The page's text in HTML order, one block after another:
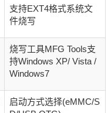
支持EXT4格式系统文
件烧写
烧写工具MFG Tools支
持Windows XP/ Vista /
Windows7
启动方式选择(eMMC/S